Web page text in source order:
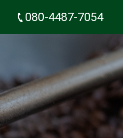
080-4487-7054